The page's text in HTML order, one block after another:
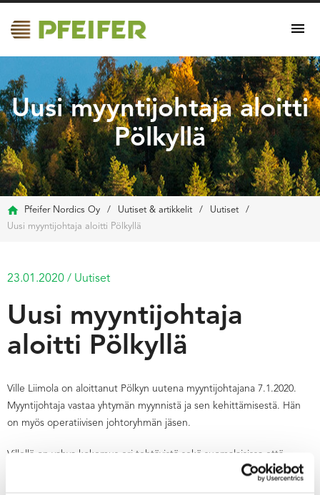
Uusi myyntijohtaja aloitti
Pölkyllä
Pfeifer Nordics Oy / Uutiset & artikkelit / Uutiset
/
Uusi myyntijohtaja aloitti Pölkyllä
23.01.2020 / Uutiset
Uusi myyntijohtaja
aloitti Pölkyllä
Ville Liimola on aloittanut Pölkyn uutena myyntijohtajana 7.1.2020.
Myyntijohtaja vastaa yhtymän myynnistä ja sen kehittämisestä. Hän
on myös operatiivisen johtoryhmän jäsen.
Villellä on vahva kokemus eri tehtävistä sekä suomalaisissa että